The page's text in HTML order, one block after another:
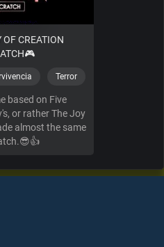
CREATION
Terror
based on Five
or rather The Joy
almost the same